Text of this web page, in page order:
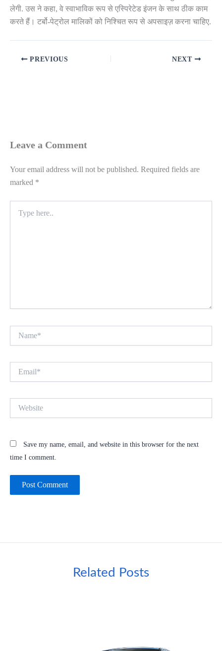
लेगी. उस ने कहा, वे स्वाभाविक रूप से एस्पिरेटेड इंजन के साथ ठीक काम
करते हैं। टर्बो-पेट्रोल मालिकों को निश्चित रूप से अपसाइज़ करना चाहिए.
PREVIOUS NEXT
Leave a Comment
Your email address will not be published. Required fields are
marked *
here..
Save my name, email, and website in this browser for the next
time I comment.
Related Posts